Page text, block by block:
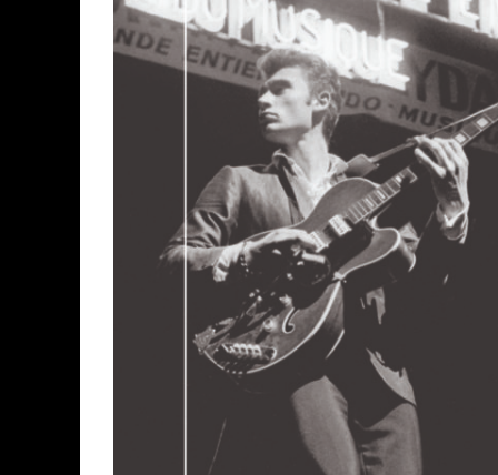
ASSASSIN'S CREED BLACK FLAG
« LE VENT DAND LES SAULES »
« DAMN THEM ALL » - UN DUO
YOSHI AND THE MYSTERIOUS